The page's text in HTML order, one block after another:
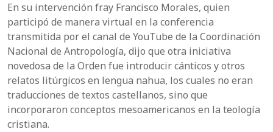
En su intervención fray Francisco Morales, quien
participó de manera virtual en la conferencia
transmitida por el canal de YouTube de la Coordinación
Nacional de Antropología, dijo que otra iniciativa
novedosa de la Orden fue introducir cánticos y otros
relatos litúrgicos en lengua nahua, los cuales no eran
traducciones de textos castellanos, sino que
incorporaron conceptos mesoamericanos en la teología
cristiana.